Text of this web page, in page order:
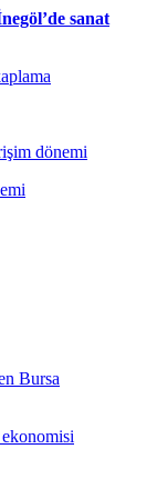
sanat